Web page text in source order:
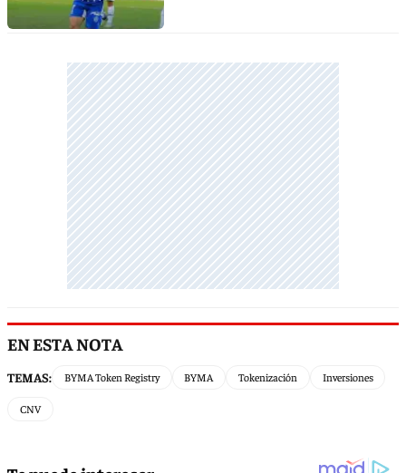
EN ESTA NOTA
TEMAS: BYMA Token Registry BYMA Tokenización Inversiones
CNV